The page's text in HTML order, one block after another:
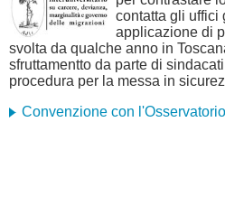
contatta gli uffici
applicazione di
svolta da qualche anno in
sfruttamentto da parte di
procedura per la messa in
Convenzione con